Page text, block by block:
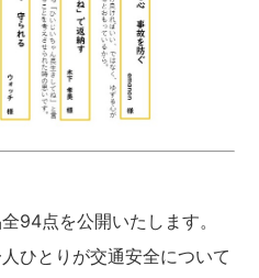
94点を公開いたします。
ひとりが交通安全について